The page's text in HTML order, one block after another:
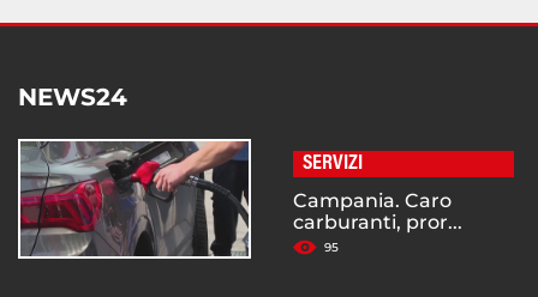
NEWS24
SERVIZI
Campania. Caro
carburanti, pror...
95